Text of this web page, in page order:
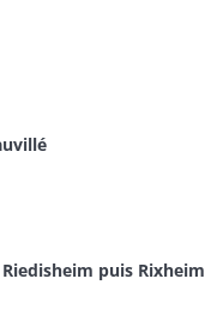
puis Rixheim